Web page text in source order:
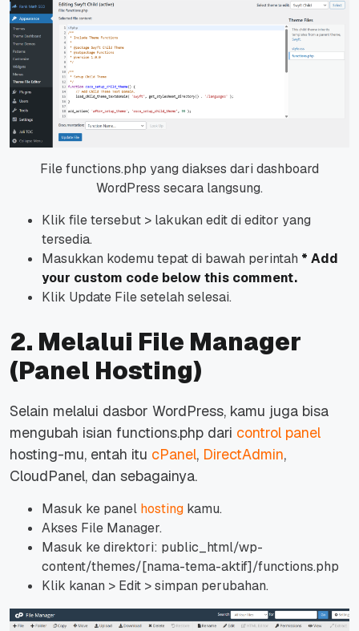
File functions.php yang diakses dari dashboard
WordPress secara langsung.
Klik filetersebut > lakukan edit di editor yang
tersedia.
Masukkan kodemu tepat di bawah perintah * Add
your custom code below this comment.
Klik Update Filesetelah selesai.
2. Melalui File Manager
(Panel Hosting)
Selain melalui dasbor WordPress, kamu juga bisa
mengubah isian functions.php dari control panel
hosting-mu, entah itu cPanel, DirectAdmin,
CloudPanel, dan sebagainya.
Masuk ke panel hosting kamu.
Akses File Manager.
Masuk ke direktori: public_html/wp-
content/themes/[nama-tema-aktif]/functions.php
Klik kanan > Edit > simpan perubahan.